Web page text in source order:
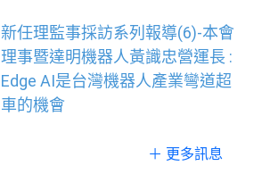
新任理監事採訪系列報導(6)-本會
理事暨達明機器人黃識忠營運長 :
Edge AI是台灣機器人產業彎道超
車的機會
＋ 更多訊息